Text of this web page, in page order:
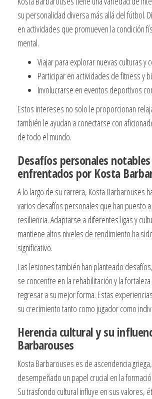
su personalidad diversa más allá del fútbol.
en actividades que promueven la condición
mental.
Viajar para explorar nuevas culturas y
Participar en actividades de fitness y
Involucrarse en eventos deportivos
Estos intereses no solo le proporcionan
también le ayudan a conectarse con
de todo el mundo.
Desafíos personales notables
enfrentados por Kosta
A lo largo de su carrera, Kosta Barbarouses
varios desafíos personales que han puesto
resiliencia. Adaptarse a diferentes ligas y
mantiene altos niveles de rendimiento ha
significativo.
Las lesiones también han planteado
se concentre en la rehabilitación y la
regresar a su mejor forma. Estas
su crecimiento tanto como jugador como
Herencia cultural y su
Barbarouses
Kosta Barbarouses es de ascendencia
desempeñado un papel crucial en la
Su trasfondo cultural influye en sus valores,